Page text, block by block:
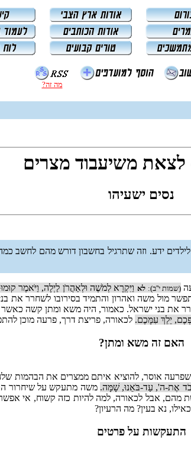
מה זה?
משיעבוד מצרים
נסים ישעיהו
ידע. וזה שתרגיל בחשבון דורש מהם לחשב
(שמות י''ב): לא וַיִּקְרָא לְמֹשֶׁה וּלְאַהֲרֹן לַיְלָה, וַיֹּאמֶר
מול משה ואהרון והתמיד בסירובו לשחרר את
את בני ישראל. כאמור, היה משא ומתן קשה
יֵלֵךְ עִמָּכֶם. לכאורה, פריצת דרך, פרעה מוכן
האם זה משא ומתן?
אוסר, להוציא איתם ממצרים את הבהמות
אֶת-ה', עַד-בֹּאֵנוּ, שָׁמָּה. משה מתעקש על שיחרור
מהם, אבל לכאורה, למה להיות כזה קשוח, אי
כאילו, נא בעין? מה הרעיון?
התעקשות על פרטים